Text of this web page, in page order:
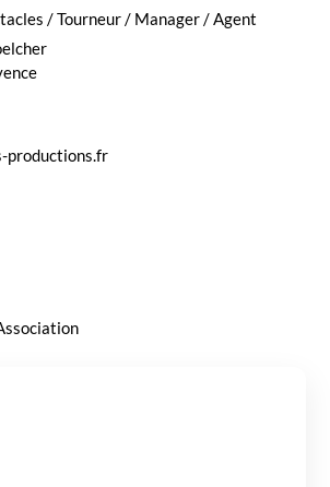
/ Tourneur / Man­ag­er / Agent
productions.fr